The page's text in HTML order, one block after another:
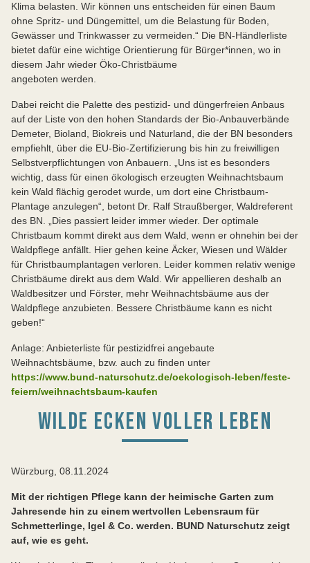
Klima belasten. Wir können uns entscheiden für einen Baum
ohne Spritz- und Düngemittel, um die Belastung für Boden,
Gewässer und Trinkwasser zu vermeiden.“ Die BN-Händlerliste
bietet dafür eine wichtige Orientierung für Bürger*innen, wo in
diesem Jahr wieder Öko-Christbäume
angeboten werden.
Dabei reicht die Palette des pestizid- und düngerfreien Anbaus
auf der Liste von den hohen Standards der Bio-Anbauverbände
Demeter, Bioland, Biokreis und Naturland, die der BN besonders
empfiehlt, über die EU-Bio-Zertifizierung bis hin zu freiwilligen
Selbstverpflichtungen von Anbauern. „Uns ist es besonders
wichtig, dass für einen ökologisch erzeugten Weihnachtsbaum
kein Wald flächig gerodet wurde, um dort eine Christbaum-
Plantage anzulegen“, betont Dr. Ralf Straußberger, Waldreferent
des BN. „Dies passiert leider immer wieder. Der optimale
Christbaum kommt direkt aus dem Wald, wenn er ohnehin bei der
Waldpflege anfällt. Hier gehen keine Äcker, Wiesen und Wälder
für Christbaumplantagen verloren. Leider kommen relativ wenige
Christbäume direkt aus dem Wald. Wir appellieren deshalb an
Waldbesitzer und Förster, mehr Weihnachtsbäume aus der
Waldpflege anzubieten. Bessere Christbäume kann es nicht
geben!“
Anlage: Anbieterliste für pestizidfrei angebaute
Weihnachtsbäume, bzw. auch zu finden unter
https://www.bund-naturschutz.de/oekologisch-leben/feste-
feiern/weihnachtsbaum-kaufen
WILDE ECKEN VOLLER LEBEN
Würzburg, 08.11.2024
Mit der richtigen Pflege kann der heimische Garten zum
Jahresende hin zu einem wertvollen Lebensraum für
Schmetterlinge, Igel & Co. werden. BUND Naturschutz zeigt
auf, wie es geht.